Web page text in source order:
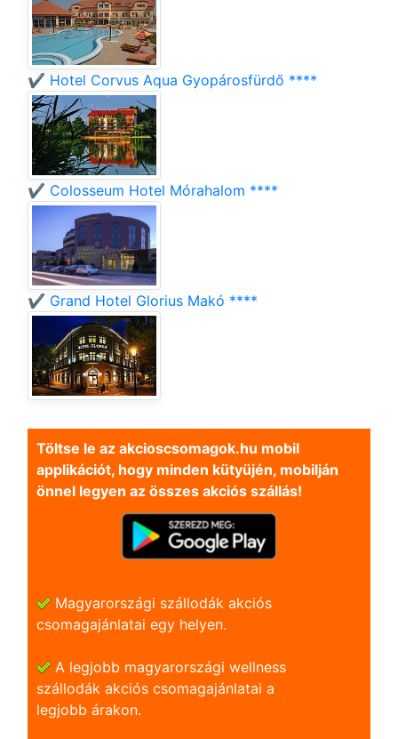
✔️ Hotel Corvus Aqua Gyopárosfürdő ****
✔️ Colosseum Hotel Mórahalom ****
✔️ Grand Hotel Glorius Makó ****
Töltse le az akcioscsomagok.hu mobil
applikációt, hogy minden kütyüjén, mobilján
önnel legyen az összes akciós szállás!
Magyarországi szállodák akciós
csomagajánlatai egy helyen.
A legjobb magyarországi wellness
szállodák akciós csomagajánlatai a
legjobb árakon.